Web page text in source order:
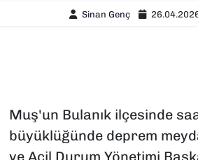
Sinan Genç
Muş'un Bulanık ilçesinde
büyüklüğünde deprem
ve Acil Durum Yönetimi